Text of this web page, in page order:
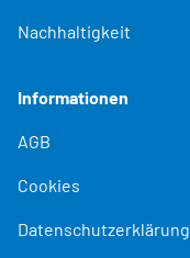
Nachhaltigkeit
Informationen
AGB
Cookies
Datenschutzerklärung